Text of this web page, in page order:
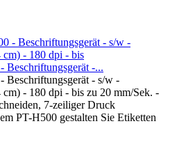
Beschriftungsgerät -...
Beschriftungsgerät - s/w -
- 180 dpi - bis zu 20 mm/Sek. -
7-zeiliger Druck
PT-H500 gestalten Sie Etiketten